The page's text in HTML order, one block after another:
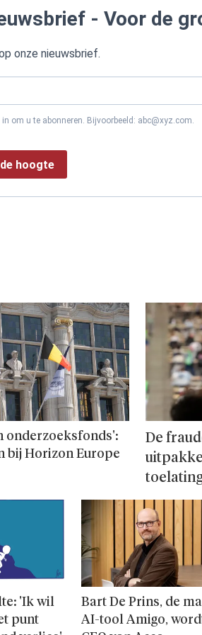
- Voor de
onze nieuwsbrief.
om u te abonneren. Bijvoorbeeld: abc@xyz.com.
hoogte
onderzoeks­fonds':
bij Horizon Europe
De
'Ik wil
punt
Bart De Prins, de
AI-tool Amigo,